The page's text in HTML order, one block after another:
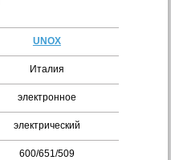
UNOX
Италия
электронное
электрический
600/651/509